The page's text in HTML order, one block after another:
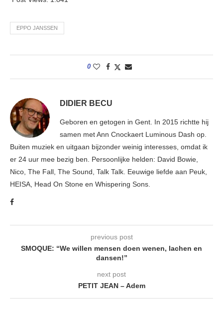
EPPO JANSSEN
0
DIDIER BECU
Geboren en getogen in Gent. In 2015 richtte hij
samen met Ann Cnockaert Luminous Dash op.
Buiten muziek en uitgaan bijzonder weinig interesses, omdat ik
er 24 uur mee bezig ben. Persoonlijke helden: David Bowie,
Nico, The Fall, The Sound, Talk Talk. Eeuwige liefde aan Peuk,
HEISA, Head On Stone en Whispering Sons.
previous post
SMOQUE: “We willen mensen doen wenen, lachen en
dansen!”
next post
PETIT JEAN – Adem